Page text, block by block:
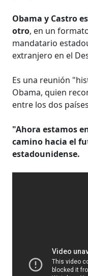
Obama y Castro
otro, en un
mandatario
extranjero en el
Es una reunión
Obama, quien
entre los dos
"Ahora estamos
camino hacia el
estadounidense.